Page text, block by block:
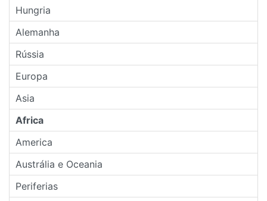
Hungria
Alemanha
Rússia
Europa
Asia
Africa
America
Austrália e Oceania
Periferias